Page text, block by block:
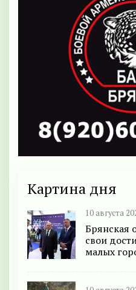
Картина дня
10 августа
Брянская
свои
малых